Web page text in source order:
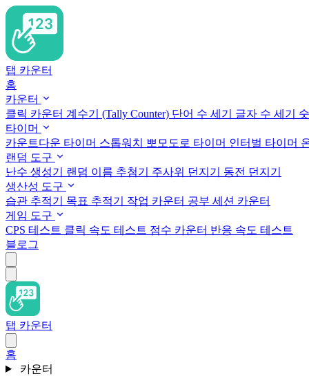
탭 카운터
홈
카운터
클릭 카운터 계수기 (Tally Counter) 단어 수 세기 글자 수 세기
타이머
카운트다운 타이머 스톱워치 뽀모도로 타이머 인터벌 타이머
랜덤 도구
난수 생성기 랜덤 이름 추첨기 주사위 던지기 동전 던지기
생산성 도구
습관 추적기 목표 추적기 작업 카운터 공부 세션 카운터
게임 도구
CPS 테스트 클릭 속도 테스트 점수 카운터 반응 속도 테스트
블로그
탭 카운터
홈
카운터